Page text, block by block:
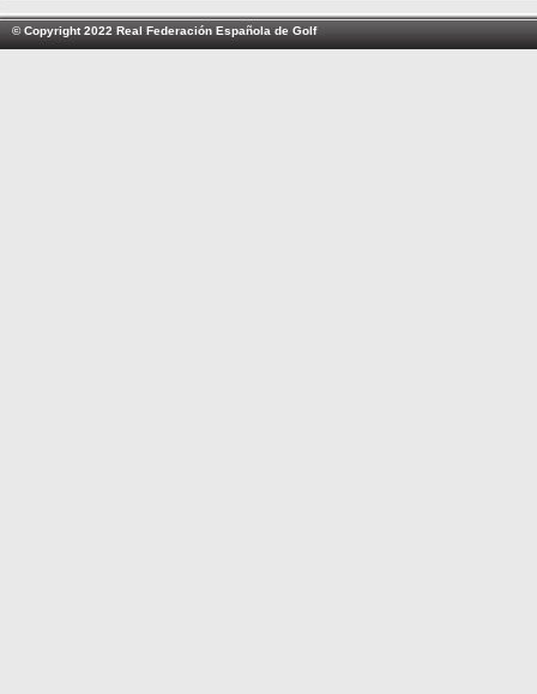
© Copyright 2022 Real Federación Española de Golf